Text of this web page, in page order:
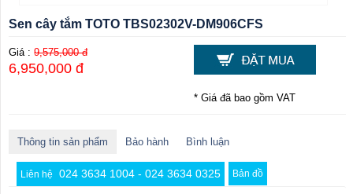
Sen cây tắm TOTO TBS02302V-DM906CFS
Giá : 9,575,000 đ
6,950,000 đ
* Giá đã bao gồm VAT
Thông tin sản phẩm Bảo hành Bình luận
Liên hệ 024 3634 1004 - 024 3634 0325 Bản đồ